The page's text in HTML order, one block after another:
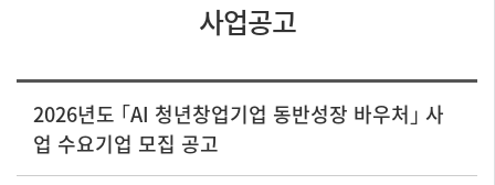
사업공고
2026년도 ｢AI 청년창업기업 동반성장 바우처｣ 사
업 수요기업 모집 공고